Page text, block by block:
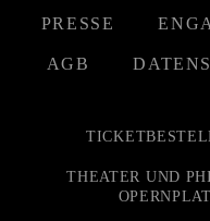
PRESSE
AGB
THEATER UND